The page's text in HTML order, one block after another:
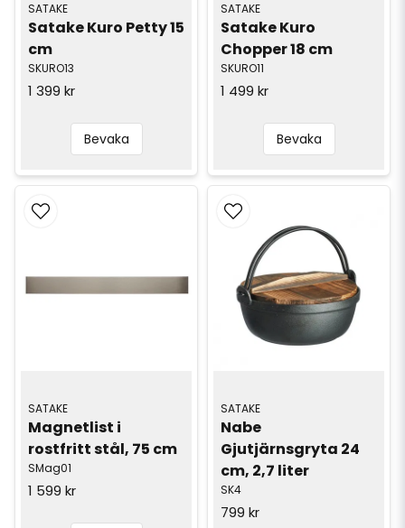
SATAKE
Satake Kuro Petty 15
cm
SKURO13
1 399 kr
Bevaka
SATAKE
Satake Kuro
Chopper 18 cm
SKURO11
1 499 kr
Bevaka
SATAKE
Magnetlist i
rostfritt stål, 75 cm
SMag01
1 599 kr
SATAKE
Nabe
Gjutjärnsgryta 24
cm, 2,7 liter
SK4
799 kr